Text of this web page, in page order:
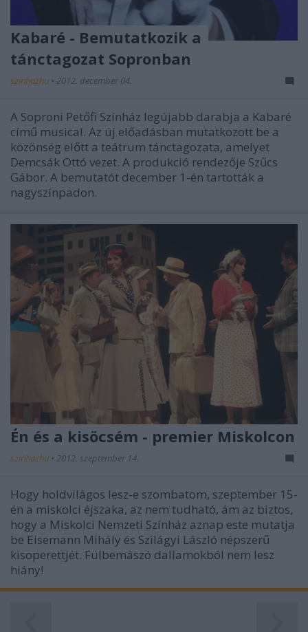
Kabaré - Bemutatkozik a
tánctagozat Sopronban
szinhazhu • 2012. december 04.
A Soproni Petőfi Színház legújabb darabja a Kabaré
című musical. Az új előadásban mutatkozott be a
közönség előtt a teátrum tánctagozata, amelyet
Demcsák Ottó vezet. A produkció rendezője Szűcs
Gábor. A bemutatót december 1-én tartották a
nagyszínpadon.
Én és a kisöcsém - premier Miskolcon
szinhazhu • 2012. szeptember 14.
Hogy holdvilágos lesz-e szombatom, szeptember 15-
én a miskolci éjszaka, az nem tudható, ám az biztos,
hogy a Miskolci Nemzeti Színház aznap este mutatja
be Eisemann Mihály és Szilágyi László népszerű
kisoperettjét. Fülbemászó dallamokból nem lesz
hiány!